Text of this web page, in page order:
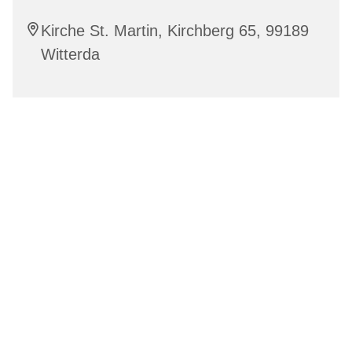
Kirche St. Martin, Kirchberg 65, 99189
Witterda